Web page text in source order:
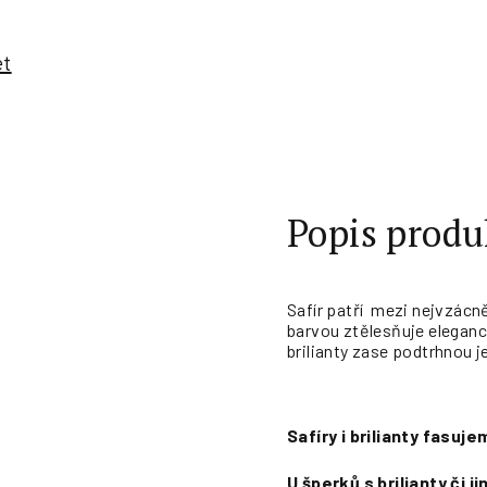
Popis
Safír patří mezi
barvou ztělesňuje
brilianty zase podtrhnou
Safíry i brilianty
U šperků s brilianty či